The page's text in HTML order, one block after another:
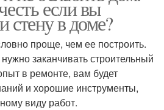
Дом по типовому
проекту
если вы
стену в доме?
проще, чем ее построить.
заканчивать строительный
в ремонте, вам будет
и хорошие инструменты,
виду работ.